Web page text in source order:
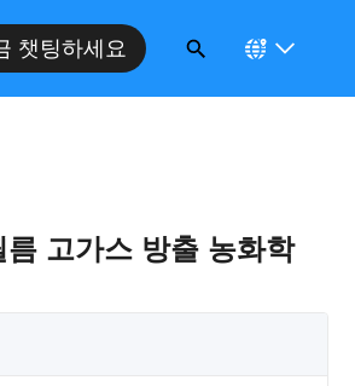
챗팅하세요
고가스 방출 농화학